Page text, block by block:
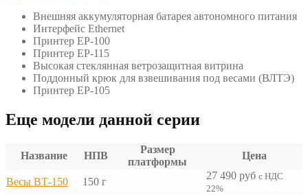
Внешняя аккумуляторная батарея автономного питания
Интерфейс Ethernet
Принтер ЕР-100
Принтер ЕР-115
Высокая стеклянная ветрозащитная витрина
Поддонный крюк для взвешивания под весами (ВЛТЭ)
Принтер ЕР-105
Еще модели данной серии
Название НПВ
Размер
платформы
Цена
Весы ВТ-150 150 г
27 490 руб с НДС
22%